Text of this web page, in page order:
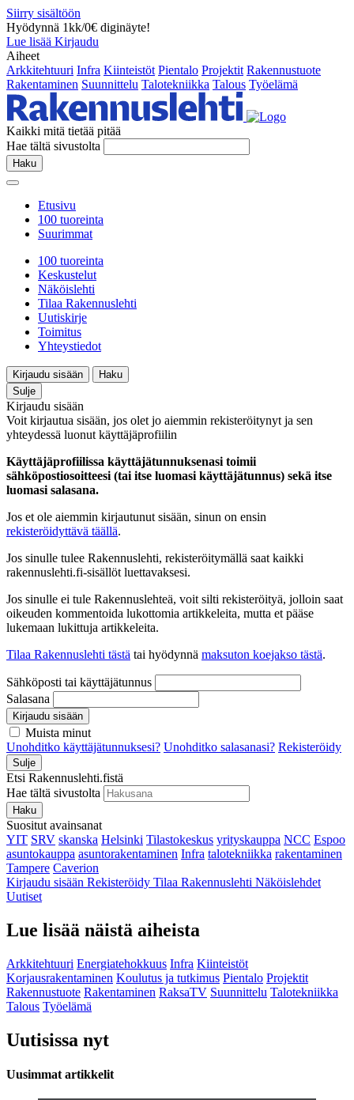
Siirry sisältöön
Hyödynnä 1kk/0€ diginäyte!
Lue lisää Kirjaudu
Aiheet
Arkkitehtuuri Infra Kiinteistöt Pientalo Projektit Rakennustuote
Rakentaminen Suunnittelu Talotekniikka Talous Työelämä
Kaikki mitä tietää pitää
Hae tältä sivustolta
Haku
Etusivu
100 tuoreinta
Suurimmat
100 tuoreinta
Keskustelut
Näköislehti
Tilaa Rakennuslehti
Uutiskirje
Toimitus
Yhteystiedot
Kirjaudu sisään
Haku
Sulje
Kirjaudu sisään
Voit kirjautua sisään, jos olet jo aiemmin rekisteröitynyt ja sen
yhteydessä luonut käyttäjäprofiilin
Käyttäjäprofiilissa käyttäjätunnuksenasi toimii
sähköpostiosoitteesi (tai itse luomasi käyttäjätunnus) sekä itse
luomasi salasana.
Jos et ole aiemmin kirjautunut sisään, sinun on ensin
rekisteröidyttävä täällä.
Jos sinulle tulee Rakennuslehti, rekisteröitymällä saat kaikki
rakennuslehti.fi-sisällöt luettavaksesi.
Jos sinulle ei tule Rakennuslehteä, voit silti rekisteröityä, jolloin saat
oikeuden kommentoida lukottomia artikkeleita, mutta et pääse
lukemaan lukittuja artikkeleita.
Tilaa Rakennuslehti tästä tai hyödynnä maksuton koejakso tästä.
Sähköposti tai käyttäjätunnus
Salasana
Kirjaudu sisään
Muista minut
Unohditko käyttäjätunnuksesi? Unohditko salasanasi? Rekisteröidy
Sulje
Etsi Rakennuslehti.fistä
Hae tältä sivustolta
Haku
Suositut avainsanat
YIT SRV skanska Helsinki Tilastokeskus yrityskauppa NCC Espoo
asuntokauppa asuntorakentaminen Infra talotekniikka rakentaminen
Tampere Caverion
Kirjaudu sisään Rekisteröidy Tilaa Rakennuslehti Näköislehdet
Uutiset
Lue lisää näistä aiheista
Arkkitehtuuri Energiatehokkuus Infra Kiinteistöt
Korjausrakentaminen Koulutus ja tutkimus Pientalo Projektit
Rakennustuote Rakentaminen RaksaTV Suunnittelu Talotekniikka
Talous Työelämä
Uutisissa nyt
Uusimmat artikkelit